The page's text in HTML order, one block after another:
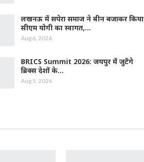
लखनऊ में सपेरा समाज ने बीन बजाकर किया
सीएम योगी का स्वागत,…
Aug 6, 2026
BRICS Summit 2026: जयपुर में जुटेंगे
ब्रिक्स देशों के…
Aug 5, 2026